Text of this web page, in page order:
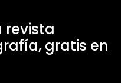
revista
gratis en